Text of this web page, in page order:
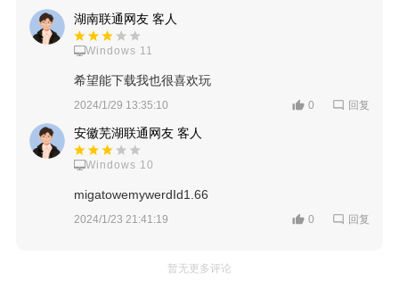
湖南联通网友 客人
Windows 11
希望能下载我也很喜欢玩
2024/1/29 13:35:10 0 回复
安徽芜湖联通网友 客人
Windows 10
migatowemywerdId1.66
2024/1/23 21:41:19 0 回复
暂无更多评论